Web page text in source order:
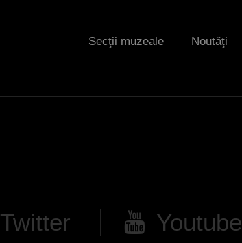
Secţii muzeale Noutăţi
Twitter Youtube